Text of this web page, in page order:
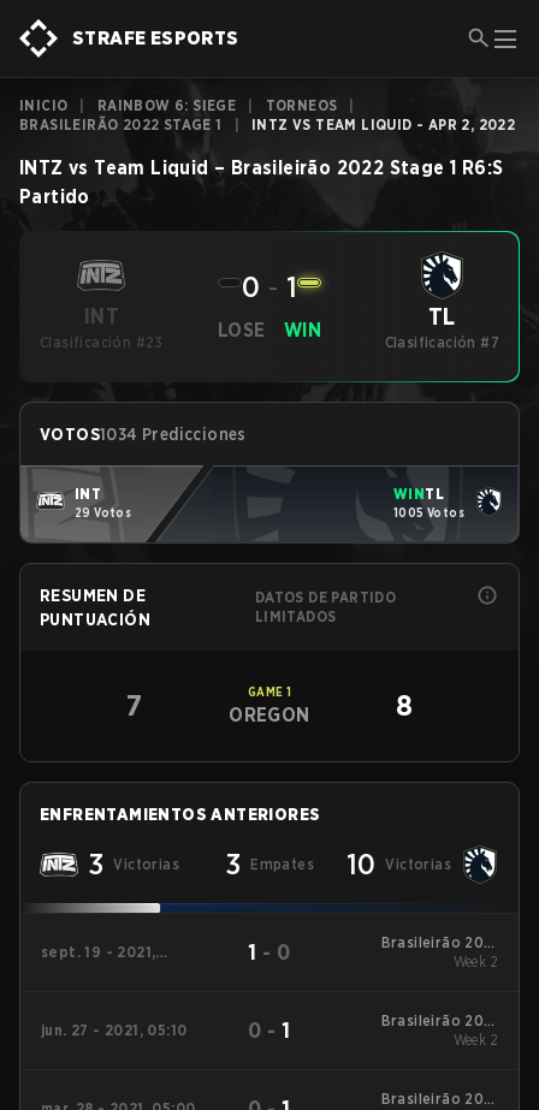
STRAFE ESPORTS
INICIO RAINBOW 6: SIEGE TORNEOS
BRASILEIRÃO 2022 STAGE 1
INTZ VS TEAM LIQUID - APR 2, 2022
INTZ vs Team Liquid – Brasileirão 2022 Stage 1 R6:S
Partido
INT
Clasificación #23
LOSE
0 - 1
WIN TL
Clasificación #7
VOTOS1034 Predicciones
INT
29 Votos
WINTL
1005 Votos
RESUMEN DE
PUNTUACIÓN
DATOS DE PARTIDO
LIMITADOS
7 GAME 1
OREGON 8
ENFRENTAMIENTOS ANTERIORES
3 Victorias 3 Empates 10 Victorias
sept. 19 - 2021,
1 - 0
Brasileirão 2021
Stage #3
Week 2
jun. 27 - 2021, 05:10 0 -1
Brasileirão 2021
Stage #2
Week 2
Brasileirão 2021